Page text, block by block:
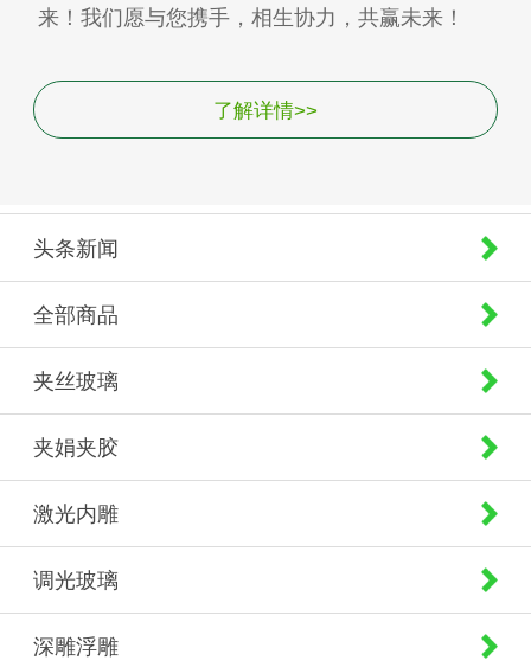
来！我们愿与您携手，相生协力，共赢未来！
了解详情>>
头条新闻
全部商品
夹丝玻璃
夹娟夹胶
激光内雕
调光玻璃
深雕浮雕